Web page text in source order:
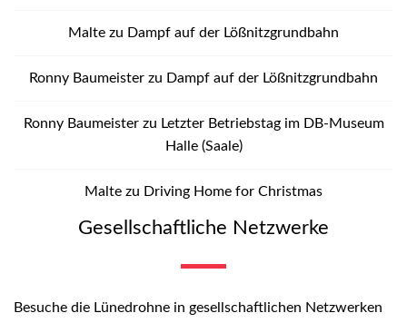
Malte zu Dampf auf der Lößnitzgrundbahn
Ronny Baumeister zu Dampf auf der Lößnitzgrundbahn
Ronny Baumeisterzu Letzter Betriebstag im DB-Museum
Halle (Saale)
Malte zu Driving Home for Christmas
Gesellschaftliche Netzwerke
Besuche die Lünedrohne in gesellschaftlichen Netzwerken